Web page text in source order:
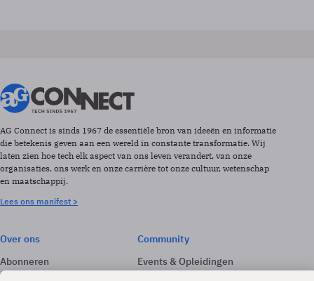
AG Connect is sinds 1967 de essentiële bron van ideeën en informatie
die betekenis geven aan een wereld in constante transformatie. Wij
laten zien hoe tech elk aspect van ons leven verandert, van onze
organisaties, ons werk en onze carrière tot onze cultuur, wetenschap
en maatschappij.
Lees ons manifest >
Over ons
Abonneren
Adverteren
Community
Events & Opleidingen